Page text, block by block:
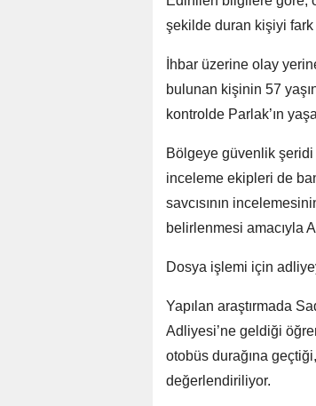
şekilde duran kişiyi
İhbar üzerine olay
bulunan kişinin 57
kontrolde Parlak’ın
Bölgeye güvenlik
inceleme ekipleri de
savcısının
belirlenmesi amacıyla
Dosya işlemi için
Yapılan araştırmada
Adliyesi’ne geldiği
otobüs durağına
değerlendiriliyor.